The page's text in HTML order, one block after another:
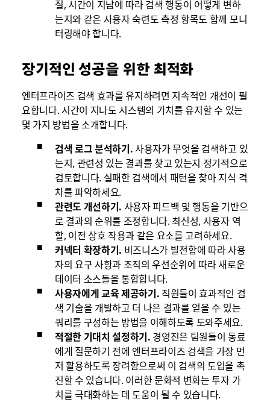
질, 시간이 지남에 따라 검색 행동이 어떻게 변하
는지와 같은 사용자 숙련도 측정 항목도 함께 모니
터링해야 합니다.
장기적인 성공을 위한 최적화
엔터프라이즈 검색 효과를 유지하려면 지속적인 개선이 필
요합니다. 시간이 지나도 시스템의 가치를 유지할 수 있는
몇 가지 방법을 소개합니다.
검색 로그 분석하기.사용자가 무엇을 검색하고 있
는지, 관련성 있는 결과를 찾고 있는지 정기적으로
검토합니다. 실패한 검색에서 패턴을 찾아 지식 격
차를 파악하세요.
관련도 개선하기. 사용자 피드백 및 행동을 기반으
로 결과의 순위를 조정합니다. 최신성, 사용자 역
할, 이전 상호 작용과 같은 요소를 고려하세요.
커넥터 확장하기. 비즈니스가 발전함에 따라 사용
자의 요구 사항과 조직의 우선순위에 따라 새로운
데이터 소스들을 통합합니다.
사용자에게 교육 제공하기. 직원들이 효과적인 검
색 기술을 개발하고 더 나은 결과를 얻을 수 있는
쿼리를 구성하는 방법을 이해하도록 도와주세요.
적절한 기대치 설정하기. 경영진은 팀원들이 동료
에게 질문하기 전에 엔터프라이즈 검색을 가장 먼
저 활용하도록 장려함으로써 이 검색의 도입을 촉
진할 수 있습니다. 이러한 문화적 변화는 투자 가
치를 극대화하는 데 도움이 될 수 있습니다.